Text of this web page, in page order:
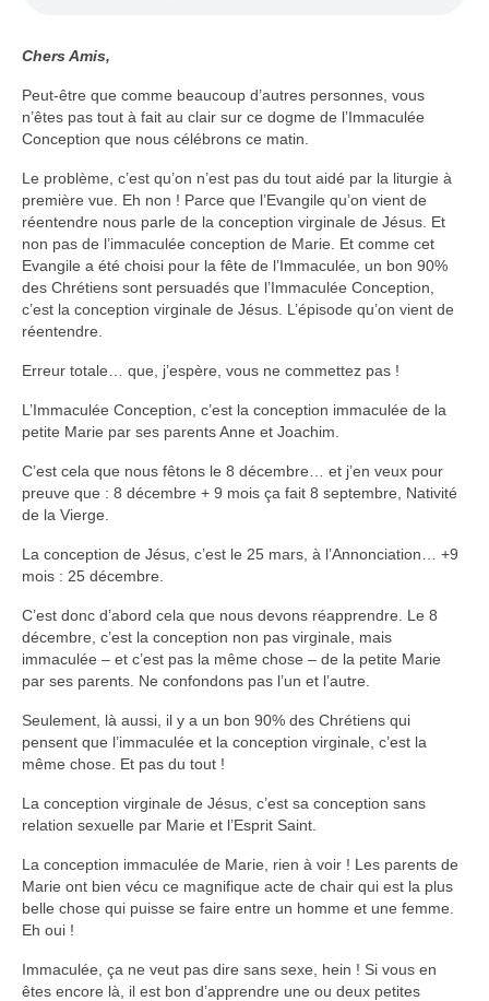
Vidéos Bibliques
Autres Vidéos
Apprendre
Conférences, Retraites
Enseignements ALTIUS
Enseignements CCRFE-ABC
Autres Enseignements
Retraites
Prier
Partagez une prière
Partagez votre prière
Célébrer
Lieux et Dates
Prochaines Messes
Chers Amis,
Peut-être que comme beaucoup d’autres personnes, vous
n’êtes pas tout à fait au clair sur ce dogme de l’Immaculée
Conception que nous célébrons ce matin.
Le problème, c’est qu’on n’est pas du tout aidé par la liturgie à
première vue. Eh non ! Parce que l’Evangile qu’on vient de
réentendre nous parle de la conception virginale de Jésus. Et
non pas de l’immaculée conception de Marie. Et comme cet
Evangile a été choisi pour la fête de l’Immaculée, un bon 90%
des Chrétiens sont persuadés que l’Immaculée Conception,
c’est la conception virginale de Jésus. L’épisode qu’on vient de
réentendre.
Erreur totale… que, j’espère, vous ne commettez pas !
L’Immaculée Conception, c’est la conception immaculée de la
petite Marie par ses parents Anne et Joachim.
C’est cela que nous fêtons le 8 décembre… et j’en veux pour
preuve que : 8 décembre + 9 mois ça fait 8 septembre, Nativité
de la Vierge.
La conception de Jésus, c’est le 25 mars, à l’Annonciation… +9
mois : 25 décembre.
C’est donc d’abord cela que nous devons réapprendre. Le 8
décembre, c’est la conception non pas virginale, mais
immaculée – et c’est pas la même chose – de la petite Marie
par ses parents. Ne confondons pas l’un et l’autre.
Seulement, là aussi, il y a un bon 90% des Chrétiens qui
pensent que l’immaculée et la conception virginale, c’est la
même chose. Et pas du tout !
La conception virginale de Jésus, c’est sa conception sans
relation sexuelle par Marie et l’Esprit Saint.
La conception immaculée de Marie, rien à voir ! Les parents de
Marie ont bien vécu ce magnifique acte de chair qui est la plus
belle chose qui puisse se faire entre un homme et une femme.
Eh oui !
Immaculée, ça ne veut pas dire sans sexe, hein ! Si vous en
êtes encore là, il est bon d’apprendre une ou deux petites